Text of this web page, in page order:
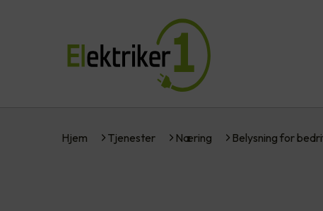
Hjem Tjenester Næring Belysning for